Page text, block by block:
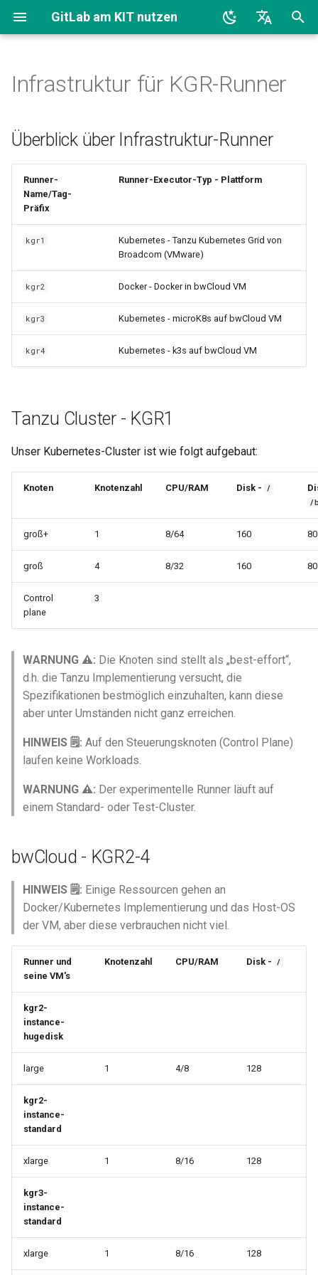
GitLab am KIT nutzen
Deutsch
e
r
n
i
t
Überblick über Infrastruktur-
Tanzu Cluster - KGR1
bwCloud - KGR2-4
Knotengrößen und Runner-
Größen - Kubernetes Runners
Infrastruktur für KGR-Runner
Überblick über Infrastruktur-Runner
Runner-
Name/Tag-
Präfix
Runner-Executor-Typ - Plattform
kgr1
Kubernetes - Tanzu Kubernetes Grid von
Broadcom (VMware)
kgr2 Docker - Docker in bwCloud VM
kgr3 Kubernetes - microK8s auf bwCloud VM
kgr4 Kubernetes - k3s auf bwCloud VM
Tanzu Cluster - KGR1
Unser Kubernetes-Cluster ist wie folgt aufgebaut:
Knoten Knotenzahl CPU/RAM Disk - /
/
groß+ 1 8/64 160 80
groß 4 8/32 160 80
Control
plane
3
WARNUNG ⚠️: Die Knoten sind stellt als „best-effort“,
d.h. die Tanzu Implementierung versucht, die
Spezifikationen bestmöglich einzuhalten, kann diese
aber unter Umständen nicht ganz erreichen.
HINWEIS 🗒️: Auf den Steuerungsknoten (Control Plane)
laufen keine Workloads.
WARNUNG ⚠️: Der experimentelle Runner läuft auf
einem Standard- oder Test-Cluster.
bwCloud - KGR2-4
HINWEIS 🗒️: Einige Ressourcen gehen an
Docker/Kubernetes Implementierung und das Host-OS
der VM, aber diese verbrauchen nicht viel.
Runner und
seine VM's
Knotenzahl CPU/RAM Disk - /
kgr2-
instance-
hugedisk
large 1 4/8 128
kgr2-
instance-
standard
xlarge 1 8/16 128
kgr3-
instance-
standard
xlarge 1 8/16 128